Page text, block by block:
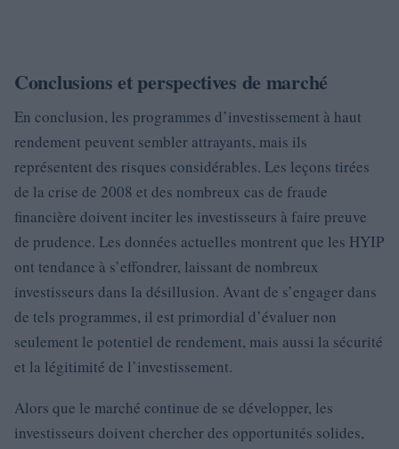
Conclusions et perspectives de marché
En conclusion, les programmes d’investissement à haut
rendement peuvent sembler attrayants, mais ils
représentent des risques considérables. Les leçons tirées
de la crise de 2008 et des nombreux cas de fraude
financière doivent inciter les investisseurs à faire preuve
de prudence. Les données actuelles montrent que les HYIP
ont tendance à s’effondrer, laissant de nombreux
investisseurs dans la désillusion. Avant de s’engager dans
de tels programmes, il est primordial d’évaluer non
seulement le potentiel de rendement, mais aussi la sécurité
et la légitimité de l’investissement.
Alors que le marché continue de se développer, les
investisseurs doivent chercher des opportunités solides,